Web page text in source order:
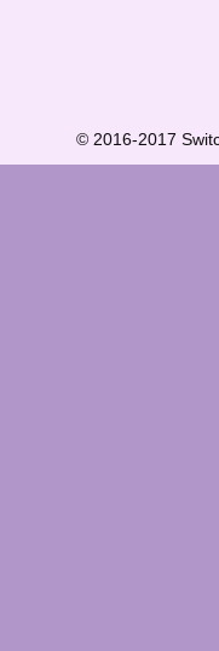
© 2016-2017